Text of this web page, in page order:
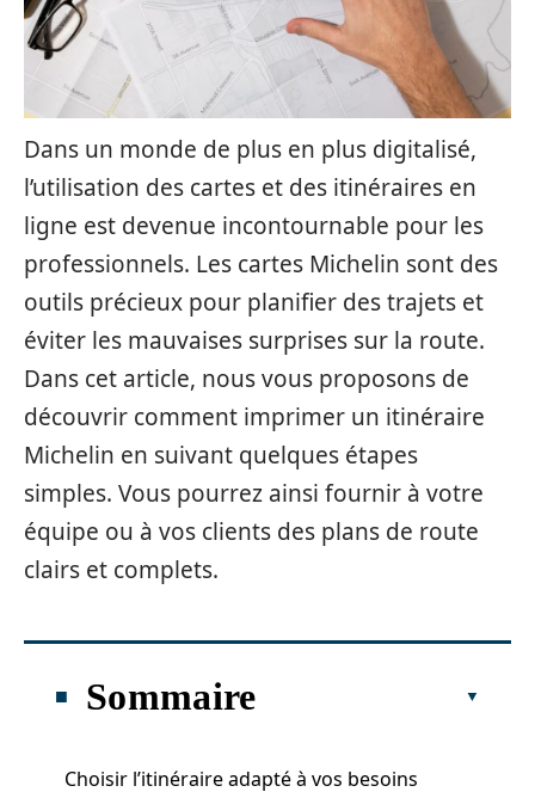
Dans un monde de plus en plus digitalisé,
l’utilisation des cartes et des itinéraires en
ligne est devenue incontournable pour les
professionnels. Les cartes Michelin sont des
outils précieux pour planifier des trajets et
éviter les mauvaises surprises sur la route.
Dans cet article, nous vous proposons de
découvrir comment imprimer un itinéraire
Michelin en suivant quelques étapes
simples. Vous pourrez ainsi fournir à votre
équipe ou à vos clients des plans de route
clairs et complets.
Sommaire
Choisir l’itinéraire adapté à vos besoins